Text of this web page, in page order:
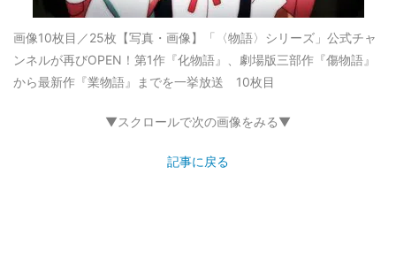
画像10枚目／25枚 【写真・画像】「〈物語〉シリーズ」公式チャ
ンネルが再びOPEN！第1作『化物語』、劇場版三部作『傷物語』
から最新作『業物語』までを一挙放送 10枚目
▼スクロールで次の画像をみる▼
記事に戻る